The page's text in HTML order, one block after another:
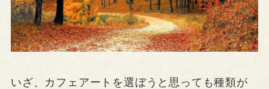
いざ、カフェアートを選ぼうと思っても種類が